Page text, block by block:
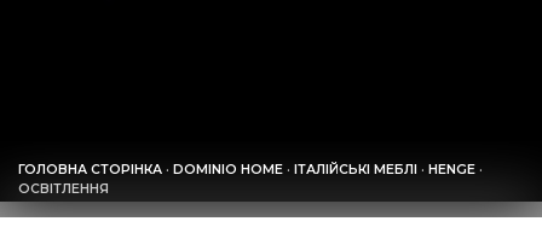
ГОЛОВНА СТОРІНКА · DOMINIO HOME · ІТАЛІЙСЬКІ МЕБЛІ · HENGE ·
ОСВІТЛЕННЯ